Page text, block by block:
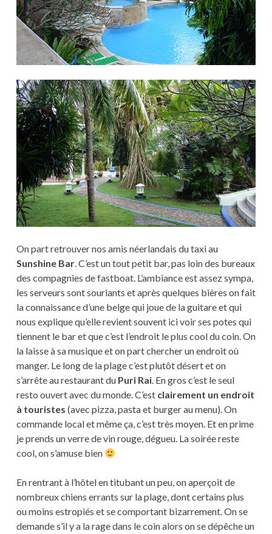
On part retrouver nos amis néerlandais du taxi au
Sunshine Bar. C’est un tout petit bar, pas loin des bureaux
des compagnies de fastboat. L’ambiance est assez sympa,
les serveurs sont souriants et après quelques bières on fait
la connaissance d’une belge qui joue de la guitare et qui
nous explique qu’elle revient souvent ici voir ses potes qui
tiennent le bar et que c’est l’endroit le plus cool du coin. On
la laisse à sa musique et on part chercher un endroit où
manger. Le long de la plage c’est plutôt désert et on
s’arrête au restaurant du Puri Rai. En gros c’est le seul
resto ouvert avec du monde. C’est clairement un endroit
à touristes (avec pizza, pasta et burger au menu). On
commande local et même ça, c’est très moyen. Et en prime
je prends un verre de vin rouge, dégueu. La soirée reste
cool, on s’amuse bien
En rentrant à l’hôtel en titubant un peu, on aperçoit de
nombreux chiens errants sur la plage, dont certains plus
ou moins estropiés et se comportant bizarrement. On se
demande s’il y a la rage dans le coin alors on se dépêche un